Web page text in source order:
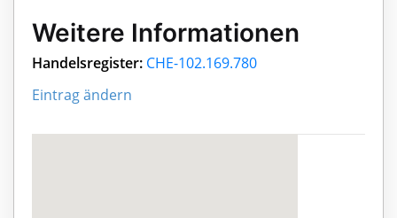
Weitere Informationen
Handelsregister: CHE-102.169.780
Eintrag ändern